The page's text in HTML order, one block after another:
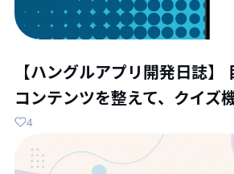
【ハングルアプリ開発日誌】
コンテンツを整えて、クイズ
4